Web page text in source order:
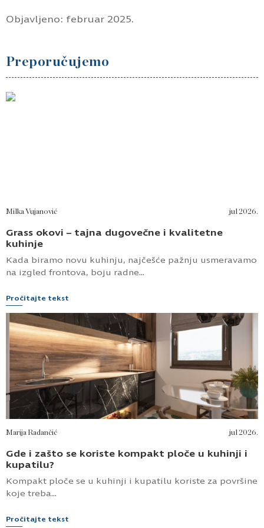
Objavljeno: februar 2025.
Preporučujemo
Milka Vujanović jul 2026.
Grass okovi – tajna dugovečne i kvalitetne
kuhinje
Kada biramo novu kuhinju, najčešće pažnju usmeravamo
na izgled frontova, boju radne...
Pročitajte tekst
Marija Radančić jul 2026.
Gde i zašto se koriste kompakt ploče u kuhinji i
kupatilu?
Kompakt ploče se u kuhinji i kupatilu koriste za površine
koje treba...
Pročitajte tekst